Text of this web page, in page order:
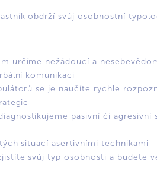
obdrží svůj osobnostní
určíme nežádoucí a
komunikaci
se je naučíte rychle
pasivní či agresivní
situací asertivními technikami
svůj typ osobnosti a budete